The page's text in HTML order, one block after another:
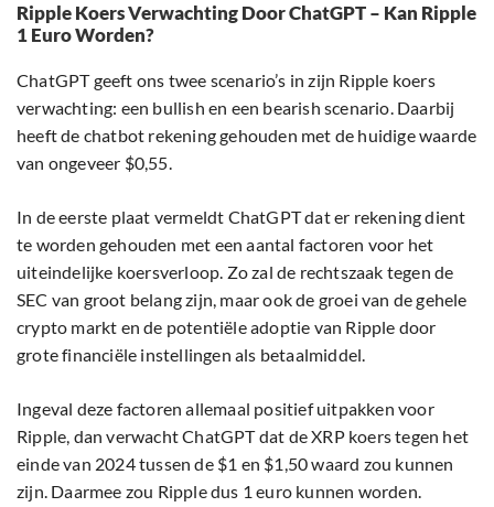
Ripple Koers Verwachting Door ChatGPT – Kan Ripple
1 Euro Worden?
ChatGPT geeft ons twee scenario’s in zijn Ripple koers
verwachting: een bullish en een bearish scenario. Daarbij
heeft de chatbot rekening gehouden met de huidige waarde
van ongeveer $0,55.
In de eerste plaat vermeldt ChatGPT dat er rekening dient
te worden gehouden met een aantal factoren voor het
uiteindelijke koersverloop. Zo zal de rechtszaak tegen de
SEC van groot belang zijn, maar ook de groei van de gehele
crypto markt en de potentiële adoptie van Ripple door
grote financiële instellingen als betaalmiddel.
Ingeval deze factoren allemaal positief uitpakken voor
Ripple, dan verwacht ChatGPT dat de XRP koers tegen het
einde van 2024 tussen de $1 en $1,50 waard zou kunnen
zijn. Daarmee zou Ripple dus 1 euro kunnen worden.